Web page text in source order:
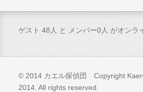
ゲスト 48人 と メンバー0人 がオンラ
© 2014 カエル探偵団 Copyright
2014. All rights reserved.